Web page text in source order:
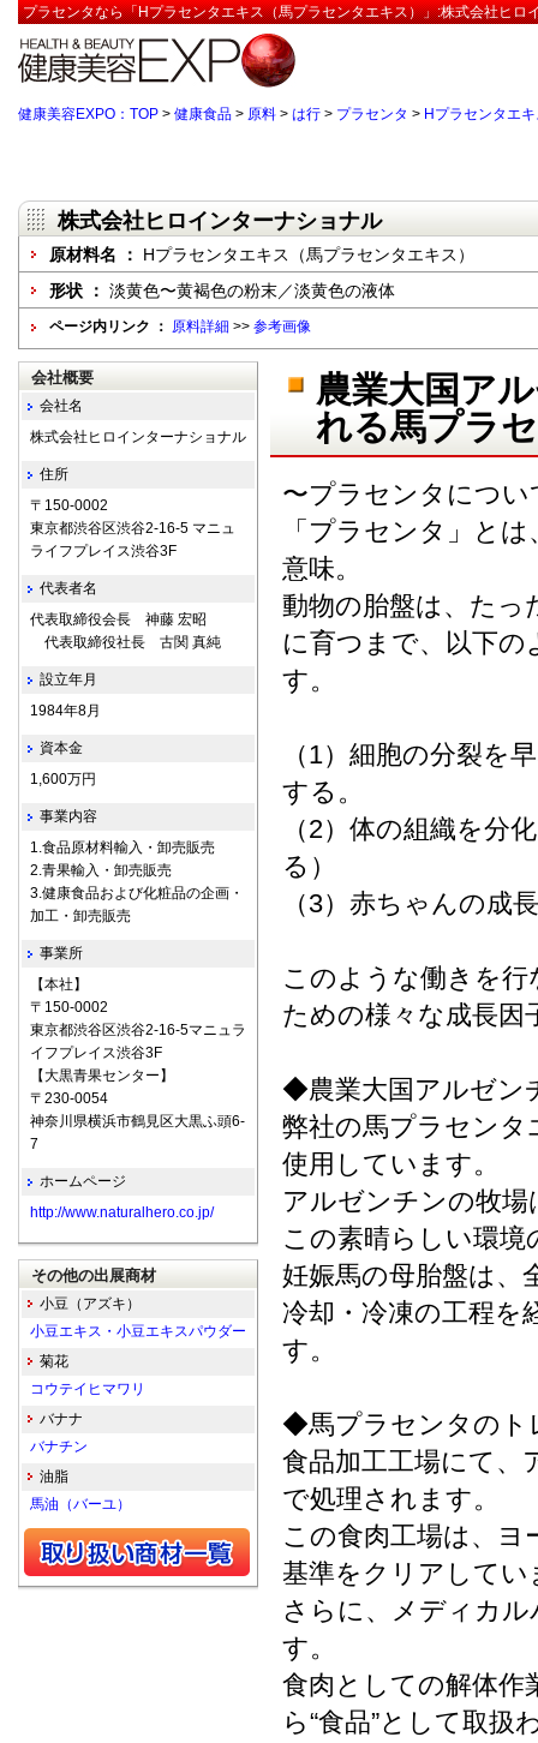
プラセンタなら「Hプラセンタエキス（馬プラセンタエキス）」:株式会社ヒロ
健康美容EXPO：TOP > 健康食品 > 原料 > は行 > プラセンタ > Hプラセンタエ
株式会社ヒロインターナショナル
原材料名 ： Hプラセンタエキス（馬プラセンタエキス）
形状 ： 淡黄色〜黄褐色の粉末／淡黄色の液体
ページ内リンク ： 原料詳細 >> 参考画像
農業大国ア
れる馬プラ
〜プラセンタについ
「プラセンタ」と
意味。
動物の胎盤は、たっ
に育つまで、以下
す。
（1）細胞の分裂を
する。
（2）体の組織を分
る）
（3）赤ちゃんの成
このような働きを
ための様々な成長
◆農業大国アルゼン
弊社の馬プラセン
使用しています。
アルゼンチンの牧
この素晴らしい環境
妊娠馬の母胎盤は、
冷却・冷凍の工程を
す。
◆馬プラセンタのト
食品加工工場にて、
で処理されます。
この食肉工場は、
基準をクリアしてい
さらに、メディカ
す。
食肉としての解体作
ら“食品”として取扱
会社概要
会社名
株式会社ヒロインターナショナル
住所
〒150-0002
東京都渋谷区渋谷2-16-5 マニュ
ライフプレイス渋谷3F
代表者名
代表取締役会長 神藤 宏昭
代表取締役社長 古関 真純
設立年月
1984年8月
資本金
1,600万円
事業内容
1.食品原材料輸入・卸売販売
2.青果輸入・卸売販売
3.健康食品および化粧品の企画・
加工・卸売販売
事業所
【本社】
〒150-0002
東京都渋谷区渋谷2-16-5マニュラ
イフプレイス渋谷3F
【大黒青果センター】
〒230-0054
神奈川県横浜市鶴見区大黒ふ頭6-
7
ホームページ
http://www.naturalhero.co.jp/
その他の出展商材
小豆（アズキ）
小豆エキス・小豆エキスパウダー
菊花
コウテイヒマワリ
バナナ
バナチン
油脂
馬油（バーユ）